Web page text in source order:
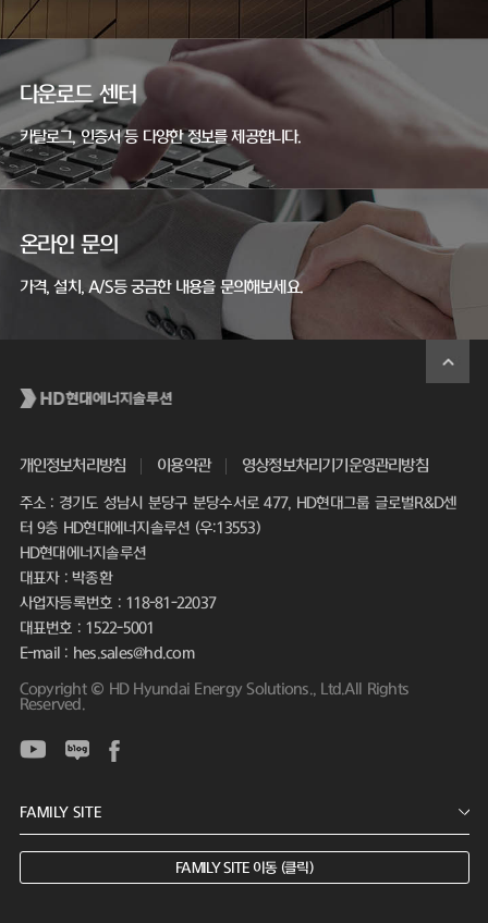
다운로드 센터
카탈로그, 인증서 등 다양한 정보를 제공합니다.
온라인 문의
가격, 설치, A/S등 궁금한 내용을 문의해보세요.
개인정보처리방침 이용약관 영상정보처리기기운영관리방침
주소 : 경기도 성남시 분당구 분당수서로 477, HD현대그룹 글로벌R&D센
터 9층 HD현대에너지솔루션 (우:13553)
HD현대에너지솔루션
대표자 : 박종환
사업자등록번호 : 118-81-22037
대표번호 : 1522-5001
E-mail : hes.sales@hd.com
Copyright © HD Hyundai Energy Solutions., Ltd.All Rights
Reserved.
FAMILY SITE 이동 (클릭)